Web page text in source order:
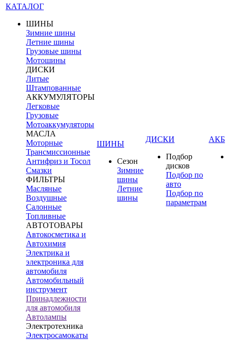
КАТАЛОГ
ШИНЫ
Зимние шины
Летние шины
Грузовые шины
Мотошины
ДИСКИ
Литые
Штампованные
АККУМУЛЯТОРЫ
Легковые
Грузовые
Мотоаккумуляторы
МАСЛА
Моторные
Трансмиссионные
Антифриз и Тосол
Смазки
ФИЛЬТРЫ
Масляные
Воздушные
Салонные
Топливные
АВТОТОВАРЫ
Автокосметика и
Автохимия
Электрика и
электроника для
автомобиля
Автомобильный
инструмент
Принадлежности
для автомобиля
Автолампы
Электротехника
Электросамокаты
ШИНЫ
Сезон
Зимние
шины
Летние
шины
ДИСКИ
Подбор
дисков
Подбор по
авто
Подбор по
параметрам
АКБ